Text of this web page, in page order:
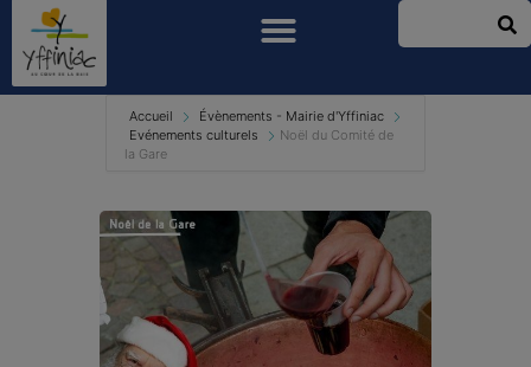
Accueil
Évènements - Mairie d'Yffiniac
Evénements culturels
Noël du Comité de
la Gare